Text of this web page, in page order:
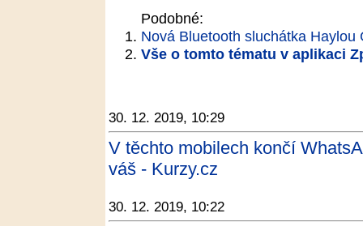
Podobné:
Nová Bluetooth sluchátka Haylou
Vše o tomto tématu v aplikaci
30. 12. 2019, 10:29
V těchto mobilech končí
váš - Kurzy.cz
30. 12. 2019, 10:22